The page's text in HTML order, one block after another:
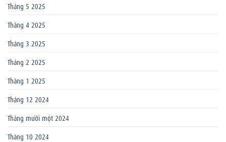
Tháng 5 2025
Tháng 4 2025
Tháng 3 2025
Tháng 2 2025
Tháng 1 2025
Tháng 12 2024
Tháng mười một 2024
Tháng 10 2024